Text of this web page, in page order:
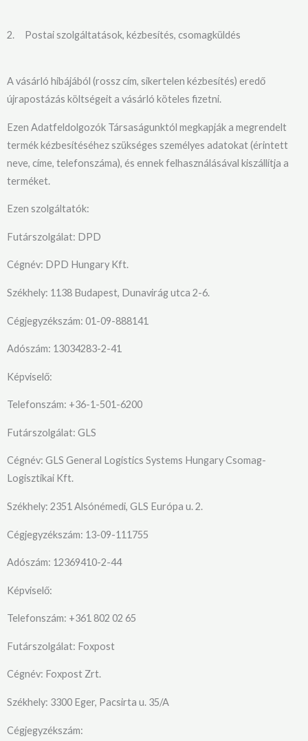
2. Postai szolgáltatások, kézbesítés, csomagküldés
A vásárló hibájából (rossz cím, sikertelen kézbesítés) eredő
újrapostázás költségeit a vásárló köteles fizetni.
Ezen Adatfeldolgozók Társaságunktól megkapják a megrendelt
termék kézbesítéséhez szükséges személyes adatokat (érintett
neve, címe, telefonszáma), és ennek felhasználásával kiszállítja a
terméket.
Ezen szolgáltatók:
Futárszolgálat: DPD
Cégnév: DPD Hungary Kft.
Székhely: 1138 Budapest, Dunavirág utca 2-6.
Cégjegyzékszám: 01-09-888141
Adószám: 13034283-2-41
Képviselő:
Telefonszám: +36-1-501-6200
Futárszolgálat: GLS
Cégnév: GLS General Logistics Systems Hungary Csomag-
Logisztikai Kft.
Székhely: 2351 Alsónémedi, GLS Európa u. 2.
Cégjegyzékszám: 13-09-111755
Adószám: 12369410-2-44
Képviselő:
Telefonszám: +361 802 02 65
Futárszolgálat: Foxpost
Cégnév: Foxpost Zrt.
Székhely: 3300 Eger, Pacsirta u. 35/A
Cégjegyzékszám: